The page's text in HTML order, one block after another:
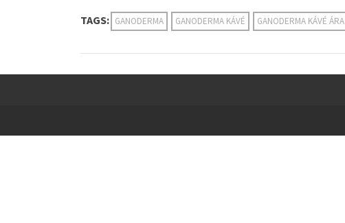
TAGS: GANODERMA GANODERMA KÁVÉ GANODERMA KÁVÉ ÁRA